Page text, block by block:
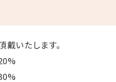
いたします。